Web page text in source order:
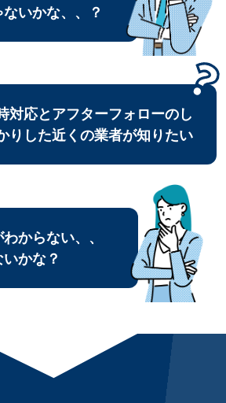
いかな、、？
対応とアフターフォローのし
りした近くの業者が知りたい
からない、、
かな？